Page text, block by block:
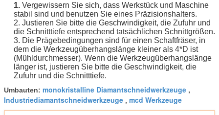
1. Vergewissern Sie sich, dass Werkstück und Maschine
stabil sind und benutzen Sie eines Präzisionshalters.
2. Justieren Sie bitte die Geschwindigkeit, die Zufuhr und
die Schnitttiefe entsprechend tatsächlichen Schnittgrößen.
3. Die Prägebedingungen sind für einen Schaftfräser, in
dem die Werkzeugüberhangslänge kleiner als 4*D ist
(Mühldurchmesser). Wenn die Werkzeugüberhangslänge
länger ist, justieren Sie bitte die Geschwindigkeit, die
Zufuhr und die Schnitttiefe.
Umbauten: monokristalline Diamantschneidwerkzeuge ,
Industriediamantschneidwerkzeuge , mcd Werkzeuge